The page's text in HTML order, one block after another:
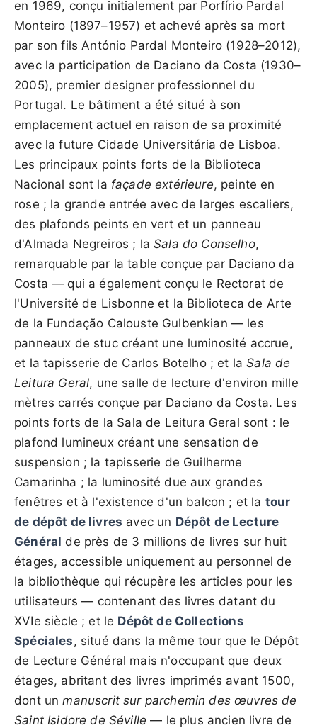
en 1969, conçu initialement par Porfírio Pardal
Monteiro (1897–1957) et achevé après sa mort
par son fils António Pardal Monteiro (1928–2012),
avec la participation de Daciano da Costa (1930–
2005), premier designer professionnel du
Portugal. Le bâtiment a été situé à son
emplacement actuel en raison de sa proximité
avec la future Cidade Universitária de Lisboa.
Les principaux points forts de la Biblioteca
Nacional sont la façade extérieure, peinte en
rose ; la grande entrée avec de larges escaliers,
des plafonds peints en vert et un panneau
d'Almada Negreiros ; laSala do Conselho,
remarquable par la table conçue par Daciano da
Costa — qui a également conçu le Rectorat de
l'Université de Lisbonne et la Biblioteca de Arte
de la Fundação Calouste Gulbenkian — les
panneaux de stuc créant une luminosité accrue,
et la tapisserie de Carlos Botelho ; et laSala de
Leitura Geral, une salle de lecture d'environ mille
mètres carrés conçue par Daciano da Costa. Les
points forts de la Sala de Leitura Geral sont : le
plafond lumineux créant une sensation de
suspension ; la tapisserie de Guilherme
Camarinha ; la luminosité due aux grandes
fenêtres et à l'existence d'un balcon ; et la tour
de dépôt de livres avec un Dépôt de Lecture
Général de près de 3 millions de livres sur huit
étages, accessible uniquement au personnel de
la bibliothèque qui récupère les articles pour les
utilisateurs — contenant des livres datant du
XVIe siècle ; et le Dépôt de Collections
Spéciales, situé dans la même tour que le Dépôt
de Lecture Général mais n'occupant que deux
étages, abritant des livres imprimés avant 1500,
dont unmanuscrit sur parchemin des œuvres de
Saint Isidore de Séville — le plus ancien livre de